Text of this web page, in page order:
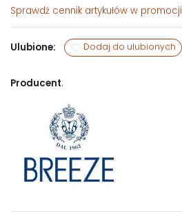
Sprawdź cennik artykułów w promocji
Ulubione: Dodaj do ulubionych
Producent: